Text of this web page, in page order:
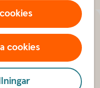
cookies